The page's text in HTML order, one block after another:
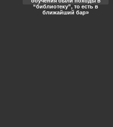
“библиотеку”, то есть в
ближайший бар»